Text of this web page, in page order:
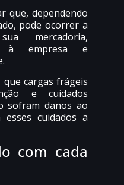
que, dependendo
pode ocorrer a
mercadoria,
à empresa e
cargas frágeis
e cuidados
sofram danos ao
cuidados a
com cada